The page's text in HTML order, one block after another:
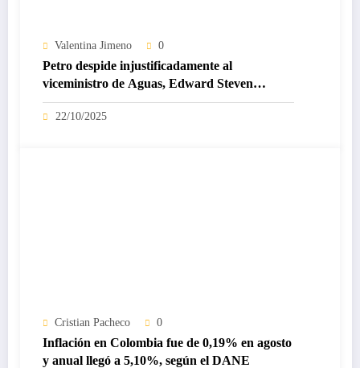
Valentina Jimeno 0
Petro despide injustificadamente al
viceministro de Aguas, Edward Steven
Libreros, pese a su trabajo con recicladores
22/10/2025
Cristian Pacheco 0
Inflación en Colombia fue de 0,19% en agosto
y anual llegó a 5,10%, según el DANE